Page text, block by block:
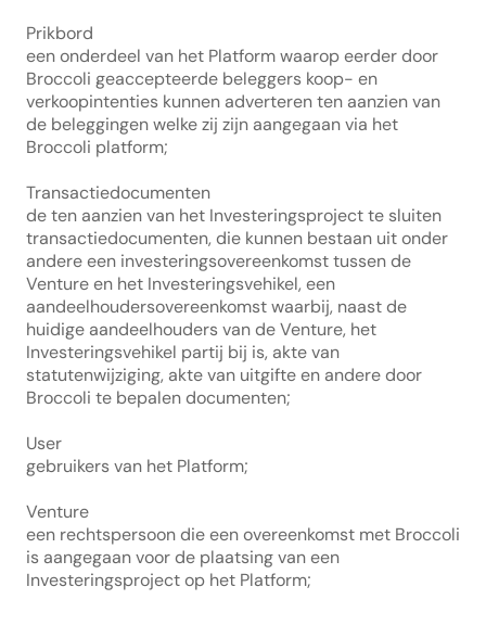
Prikbord
een onderdeel van het Platform waarop eerder door
Broccoli geaccepteerde beleggers koop- en
verkoopintenties kunnen adverteren ten aanzien van
de beleggingen welke zij zijn aangegaan via het
Broccoli platform;
Transactiedocumenten
de ten aanzien van het Investeringsproject te sluiten
transactiedocumenten, die kunnen bestaan uit onder
andere een investeringsovereenkomst tussen de
Venture en het Investeringsvehikel, een
aandeelhoudersovereenkomst waarbij, naast de
huidige aandeelhouders van de Venture, het
Investeringsvehikel partij bij is, akte van
statutenwijziging, akte van uitgifte en andere door
Broccoli te bepalen documenten;
User
gebruikers van het Platform;
Venture
een rechtspersoon die een overeenkomst met Broccoli
is aangegaan voor de plaatsing van een
Investeringsproject op het Platform;